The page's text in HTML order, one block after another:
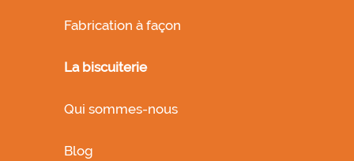
Fabrication à façon
La biscuiterie
Qui sommes-nous
Blog